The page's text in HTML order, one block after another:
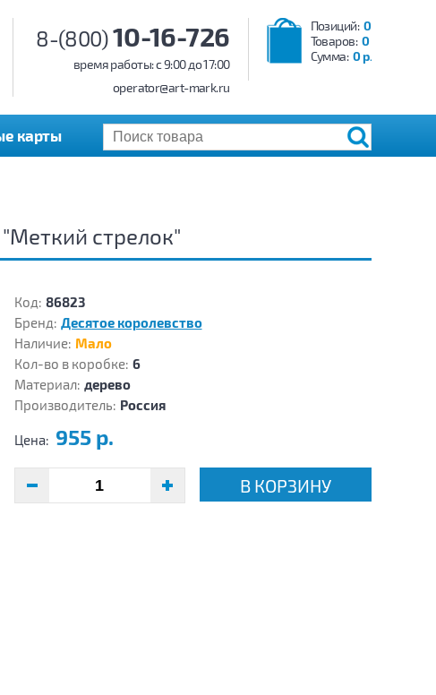
Позиций: 0
Товаров: 0
Сумма: 0 р.
8-(800)10-16-726
время работы: c 9:00 до 17:00
operator@art-mark.ru
карты
стрелок"
Код: 86823
Бренд: Десятое королевство
Наличие: Мало
Кол-во в коробке: 6
Материал: дерево
Производитель: Россия
Цена: 955 р.
В КОРЗИНУ